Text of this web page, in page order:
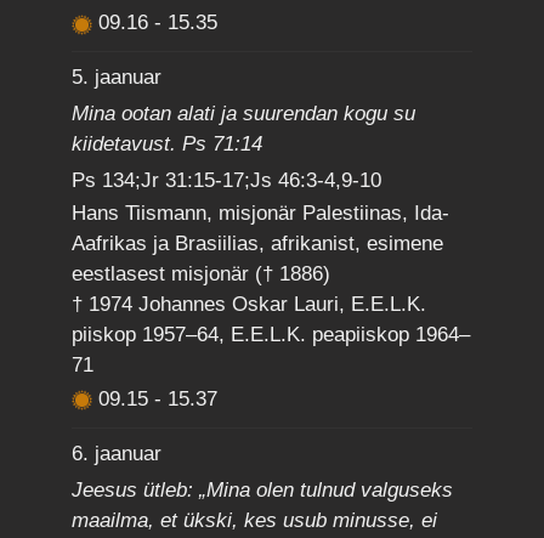
09.16- 15.35
5. jaanuar
Mina ootan alati ja suurendan kogu su
kiidetavust. Ps 71:14
Ps 134;Jr 31:15-17;Js 46:3-4,9-10
Hans Tiismann, misjonär Palestiinas, Ida-
Aafrikas ja Brasiilias, afrikanist, esimene
eestlasest misjonär († 1886)
† 1974 Johannes Oskar Lauri, E.E.L.K.
piiskop 1957–64, E.E.L.K. peapiiskop 1964–
71
09.15- 15.37
6. jaanuar
Jeesus ütleb: „Mina olen tulnud valguseks
maailma, et ükski, kes usub minusse, ei